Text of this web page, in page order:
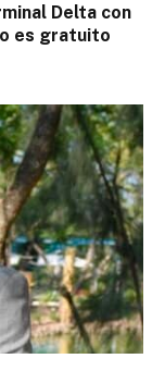
Delta con
es gratuito